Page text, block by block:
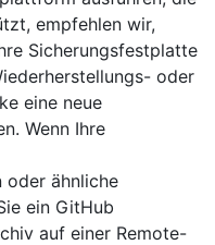
empfehlen wir,
Sicherungsfestplatte
oder
eine neue
Wenn Ihre
oder ähnliche
ein GitHub
auf einer Remote-